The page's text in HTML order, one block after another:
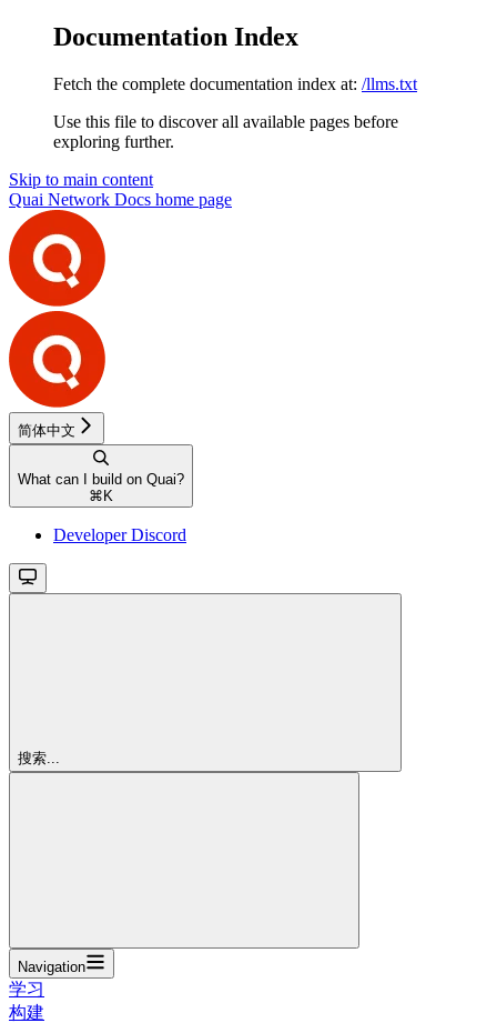
Documentation Index
Fetch the complete documentation index at: /llms.txt
Use this file to discover all available pages before
exploring further.
Skip to main content
Quai Network Docs home page
简体中文
What can I build on Quai?
⌘ K
Developer Discord
搜索...
Navigation
学习
构建